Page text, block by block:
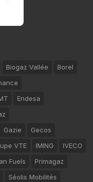
Biogaz Vallée
Borel
Endesa
Gazie
Gecos
VTE IMING
IVECO
Fuels
Primagaz
Séolis Mobilités